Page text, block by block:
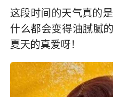
这段时间的天气真的
什么都会变得油腻腻
夏天的真爱呀！